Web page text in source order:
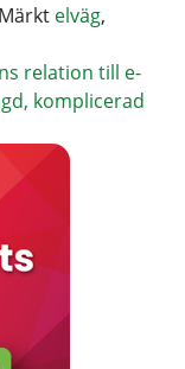
Märkt elväg,
relation till e-
komplicerad